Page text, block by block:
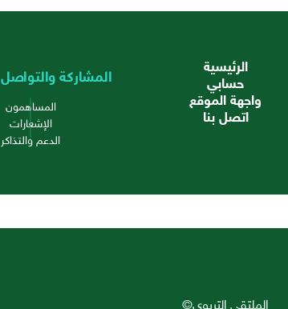
الرئيسية
حسابي
واجهة الموقع
اتصل بنا
المشاركة والتواصل
المساهمون
الإشعارات
الدعم والتذاكر
الملتقى التربوي©